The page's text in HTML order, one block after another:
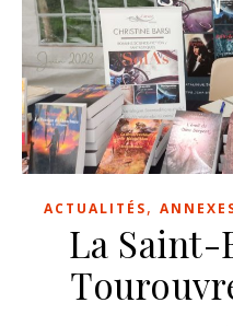
ACTUALITÉS,
La Saint-